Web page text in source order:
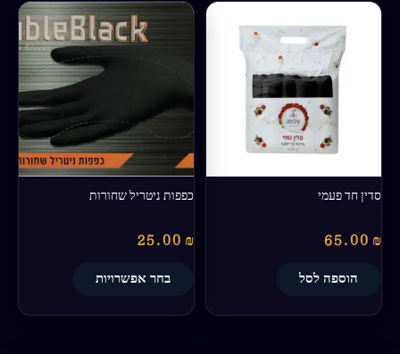
סדין חד פעמי
65.00 ₪
הוספה לסל
כפפות ניטריל שחורות
25.00 ₪
בחר אפשרויות
למוצר
זה
יש
מספר
סוגים.
ניתן
לבחור
את
האפשרויות